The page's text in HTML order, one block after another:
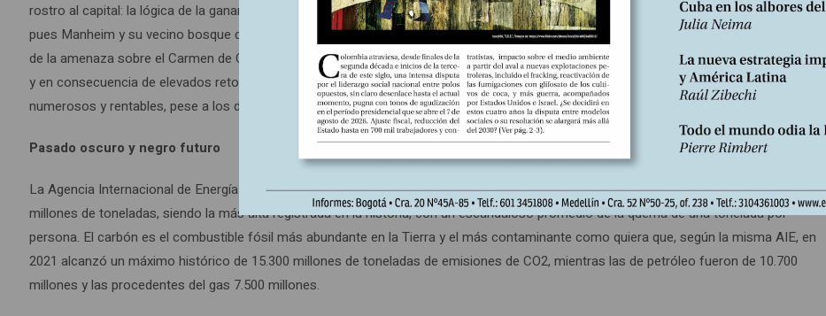
rostro al capital: la lógica de la ganancia y los combustibles fósiles. No fue la guerra de Ucrania la que llevó a avanzar sobre Lützerath,
pues Manheim y su vecino bosque de Hambach fueron atacados mucho antes del inicio de esa guerra, como tampoco esa es la causa
de la amenaza sobre el Carmen de Chucurí. Lo real es que las minas de carbón a cielo abierto son negocios de muy bajo costo y riesgo,
y en consecuencia de elevados retornos, y las termoeléctricas y los calefactores alimentados por combustible fósil siguen siendo
numerosos y rentables, pese a los discursos sobre el “sucio mineral”.
Pasado oscuro y negro futuro
La Agencia Internacional de Energía (AIE) reseñó, finalizando 2022, que en ese año el consumo de carbón superó la cifra de ocho mil
millones de toneladas, siendo la más alta registrada en la historia, con un escandaloso promedio de la quema de una tonelada por
persona. El carbón es el combustible fósil más abundante en la Tierra y el más contaminante como quiera que, según la misma AIE, en
2021 alcanzó un máximo histórico de 15.300 millones de toneladas de emisiones de CO2, mientras las de petróleo fueron de 10.700
millones y las procedentes del gas 7.500 millones.